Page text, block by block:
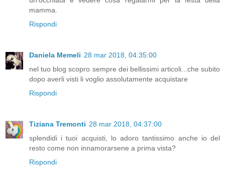
mamma.
Rispondi
Daniela Memeli 28 mar 2018, 04:35:00
nel tuo blog scopro sempre dei bellissimi articoli...che subito
dopo averli visti li voglio assolutamente acquistare
Rispondi
Tiziana Tremonti 28 mar 2018, 04:37:00
splendidi i tuoi acquisti, lo adoro tantissimo anche io del
resto come non innamorarsene a prima vista?
Rispondi